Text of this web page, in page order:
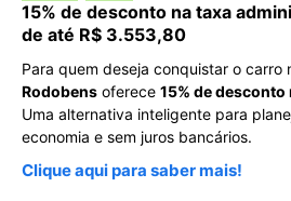
15% de desconto na taxa
de até R$ 3.553,80
Para quem deseja conquistar o carro
Rodobens oferece 15% de
Uma alternativa inteligente para
economia e sem juros bancários.
Clique aqui para saber mais!